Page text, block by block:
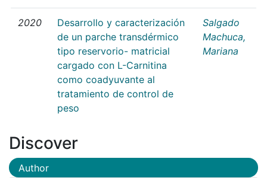
2020
Desarrollo y caracterización
de un parche transdérmico
tipo reservorio- matricial
cargado con L-Carnitina
como coadyuvante al
tratamiento de control de
peso
Salgado
Machuca,
Mariana
Discover
Author